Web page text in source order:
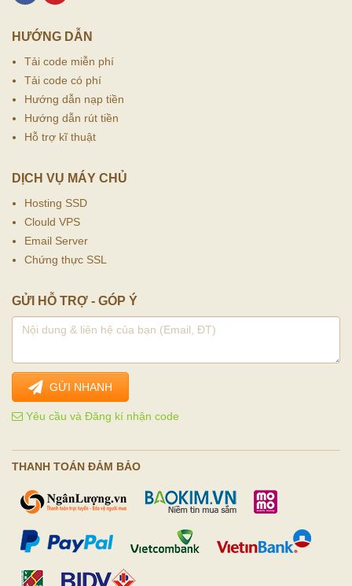
HƯỚNG DẪN
Tải code miễn phí
Tải code có phí
Hướng dẫn nạp tiền
Hướng dẫn rút tiền
Hỗ trợ kĩ thuật
DỊCH VỤ MÁY CHỦ
Hosting SSD
Clould VPS
Email Server
Chứng thực SSL
GỬI HỖ TRỢ - GÓP Ý
GỬI NHANH
Yêu cầu và Đăng kí nhận code
THANH TOÁN ĐẢM BẢO